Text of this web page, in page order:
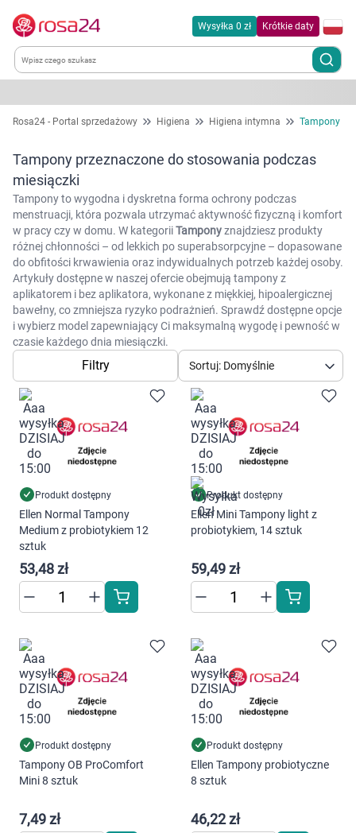
Wysyłka 0 zł Krótkie daty
Kategorie
Chemia gospodarcza
Dla zwierząt
Dom i ogród
Zdrowie
Kobieta w ciąży i mama
Higiena
Kosmetyki
Zdrowy styl życia
Zabawki
Sprzęt medyczny
Motoryzacja
Grupy produktowe
Rosa24 - Portal sprzedażowy Higiena Higiena intymna Tampony
Tampony przeznaczone do stosowania podczas
miesiączki
Tampony to wygodna i dyskretna forma ochrony podczas
menstruacji, która pozwala utrzymać aktywność fizyczną i komfort
w pracy czy w domu. W kategoriiTamponyznajdziesz produkty
różnej chłonności – od lekkich po superabsorpcyjne – dopasowane
do obfitości krwawienia oraz indywidualnych potrzeb każdej osoby.
Artykuły dostępne w naszej ofercie obejmują tampony z
aplikatorem i bez aplikatora, wykonane z miękkiej, hipoalergicznej
bawełny, co zmniejsza ryzyko podrażnień. Sprawdź dostępne opcje
i wybierz model zapewniający Ci maksymalną wygodę i pewność w
czasie każdego dnia miesiączki.
Filtry Sortuj: Domyślnie
Produkt dostępny
Ellen Normal Tampony
Medium z probiotykiem 12
sztuk
53,48 zł
Produkt dostępny
Ellen Mini Tampony light z
probiotykiem, 14 sztuk
59,49 zł
Produkt dostępny
Tampony OB ProComfort
Mini 8 sztuk
7,49 zł
Produkt dostępny
Ellen Tampony probiotyczne
8 sztuk
46,22 zł